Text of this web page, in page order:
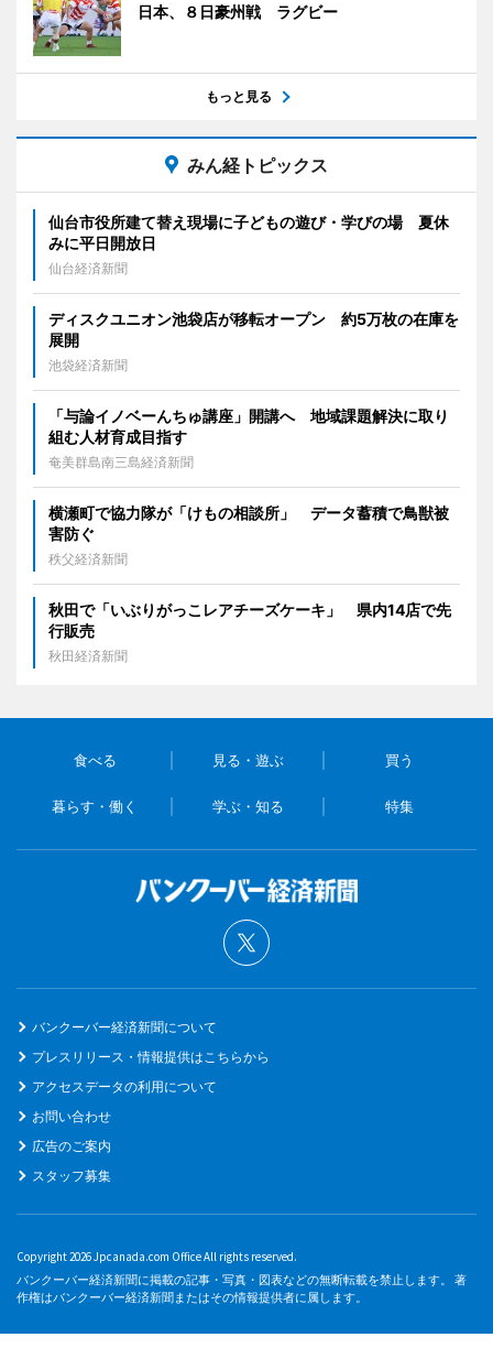
日本、８日豪州戦 ラグビー
もっと見る
みん経トピックス
仙台市役所建て替え現場に子どもの遊び・学びの場 夏休
みに平日開放日
仙台経済新聞
ディスクユニオン池袋店が移転オープン 約5万枚の在庫を
展開
池袋経済新聞
「与論イノベーんちゅ講座」開講へ 地域課題解決に取り
組む人材育成目指す
奄美群島南三島経済新聞
横瀬町で協力隊が「けもの相談所」 データ蓄積で鳥獣被
害防ぐ
秩父経済新聞
秋田で「いぶりがっこレアチーズケーキ」 県内14店で先
行販売
秋田経済新聞
食べる 見る・遊ぶ 買う
暮らす・働く 学ぶ・知る 特集
バンクーバー経済新聞について
プレスリリース・情報提供はこちらから
アクセスデータの利用について
お問い合わせ
広告のご案内
スタッフ募集
Copyright 2026 Jpcanada.com Office All rights reserved.
バンクーバー経済新聞に掲載の記事・写真・図表などの無断転載を禁止します。 著
作権はバンクーバー経済新聞またはその情報提供者に属します。